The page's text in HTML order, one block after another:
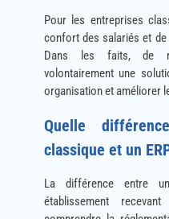
Pour les entreprises
confort des salariés et
Dans les faits, de
volontairement une
organisation et améliorer
Quelle
classique et un
La différence entre
établissement